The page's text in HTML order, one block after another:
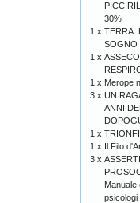
30%
1 x TERRA.
SOGNO
1 x
1 x Merope
3 x UN
ANNI DEL
1 x
1 x Il Filo
3 x
Manuale
psicologi